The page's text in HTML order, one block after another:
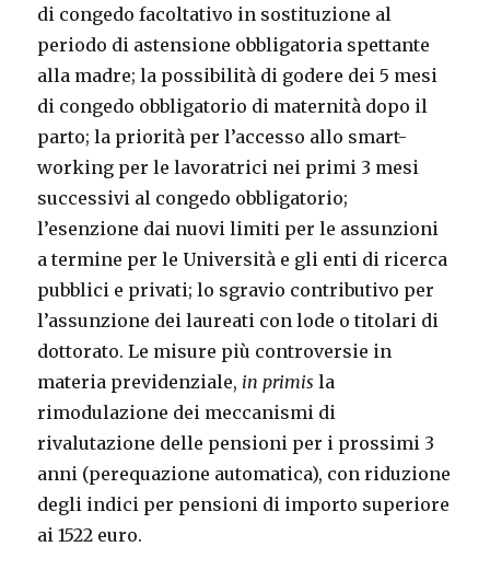
di congedo facoltativo in sostituzione al
periodo di astensione obbligatoria spettante
alla madre; la possibilità di godere dei 5 mesi
di congedo obbligatorio di maternità dopo il
parto; la priorità per l’accesso allo smart-
working per le lavoratrici nei primi 3 mesi
successivi al congedo obbligatorio;
l’esenzione dai nuovi limiti per le assunzioni
a termine per le Università e gli enti di ricerca
pubblici e privati; lo sgravio contributivo per
l’assunzione dei laureati con lode o titolari di
dottorato. Le misure più controversie in
materia previdenziale, in primis la
rimodulazione dei meccanismi di
rivalutazione delle pensioni per i prossimi 3
anni (perequazione automatica), con riduzione
degli indici per pensioni di importo superiore
ai 1522 euro.